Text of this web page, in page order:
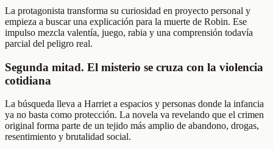
La protagonista transforma su curiosidad en proyecto personal y
empieza a buscar una explicación para la muerte de Robin. Ese
impulso mezcla valentía, juego, rabia y una comprensión todavía
parcial del peligro real.
Segunda mitad. El misterio se cruza con la violencia
cotidiana
La búsqueda lleva a Harriet a espacios y personas donde la infancia
ya no basta como protección. La novela va revelando que el crimen
original forma parte de un tejido más amplio de abandono, drogas,
resentimiento y brutalidad social.